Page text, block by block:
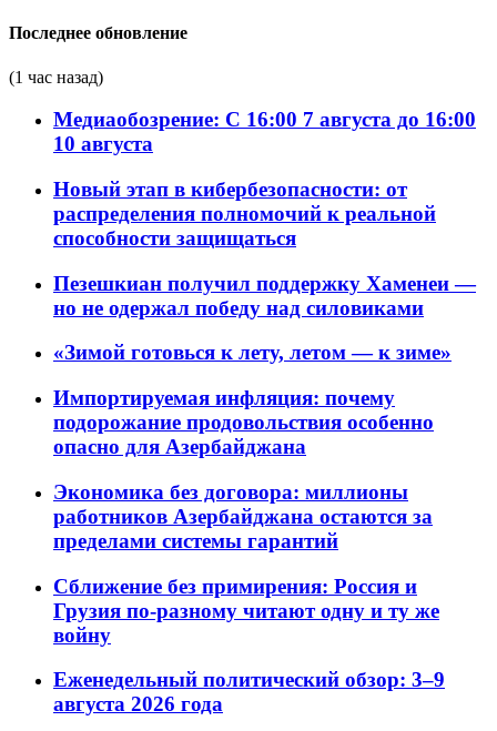
Последнее обновление
(1 час назад)
Медиаобозрение: С 16:00 7 августа до 16:00
10 августа
Новый этап в кибербезопасности: от
распределения полномочий к реальной
способности защищаться
Пезешкиан получил поддержку Хаменеи —
но не одержал победу над силовиками
«Зимой готовься к лету, летом — к зиме»
Импортируемая инфляция: почему
подорожание продовольствия особенно
опасно для Азербайджана
Экономика без договора: миллионы
работников Азербайджана остаются за
пределами системы гарантий
Сближение без примирения: Россия и
Грузия по-разному читают одну и ту же
войну
Еженедельный политический обзор: 3–9
августа 2026 года